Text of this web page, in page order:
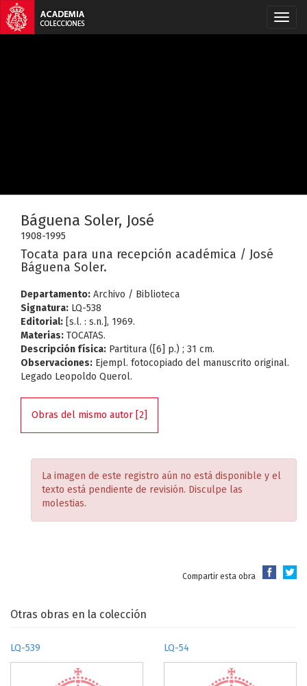
Báguena Soler, José
1908-1995
Tocata para una recepción académica / José
Báguena Soler.
Departamento: Archivo / Biblioteca
Signatura: LQ-538
Editorial: [s.l. : s.n.], 1969.
Materias: TOCATAS.
Descripción física: Partitura ([6] p.) ; 31 cm.
Observaciones: Ejempl. fotocopiado del manuscrito original.
Legado Leopoldo Querol.
Obras del mismo autor [2]
La imagen de este registro aún no está disponible y el
texto está pendiente de revisión. Disculpe las
molestias.
Compartir esta obra
Otras obras en la colección
LQ-539 LQ-54